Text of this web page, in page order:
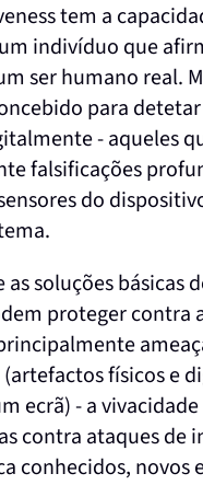
tem a
indivíduo que
ser humano real.
para
- aqueles
falsificações
do
soluções básicas
proteger contra
físicos e
ecrã) - a
contra ataques de
conhecidos, novos